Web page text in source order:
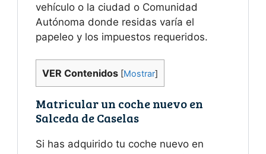
vehículo o la ciudad o Comunidad
Autónoma donde residas varía el
papeleo y los impuestos requeridos.
VER Contenidos [Mostrar]
Matricular un coche nuevo en
Salceda de Caselas
Si has adquirido tu coche nuevo en